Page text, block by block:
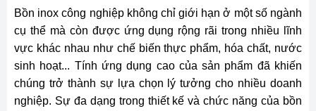
Bồn inox công nghiệp không chỉ giới hạn ở một số ngành
cụ thể mà còn được ứng dụng rộng rãi trong nhiều lĩnh
vực khác nhau như chế biến thực phẩm, hóa chất, nước
sinh hoạt... Tính ứng dụng cao của sản phẩm đã khiến
chúng trở thành sự lựa chọn lý tưởng cho nhiều doanh
nghiệp. Sự đa dạng trong thiết kế và chức năng của bồn